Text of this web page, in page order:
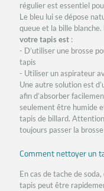
régulier est essentiel
Le bleu lui se dépose
queue et la bille blanche.
votre tapis est :
- D’utiliser une brosse
tapis
- Utiliser un aspirateur
Une autre solution est
afin d’absorber
seulement être humide
tapis de billard.
toujours passer la
Comment nettoyer un
En cas de tache de
tapis peut être